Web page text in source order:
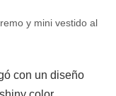
y mini vestido al
con un diseño